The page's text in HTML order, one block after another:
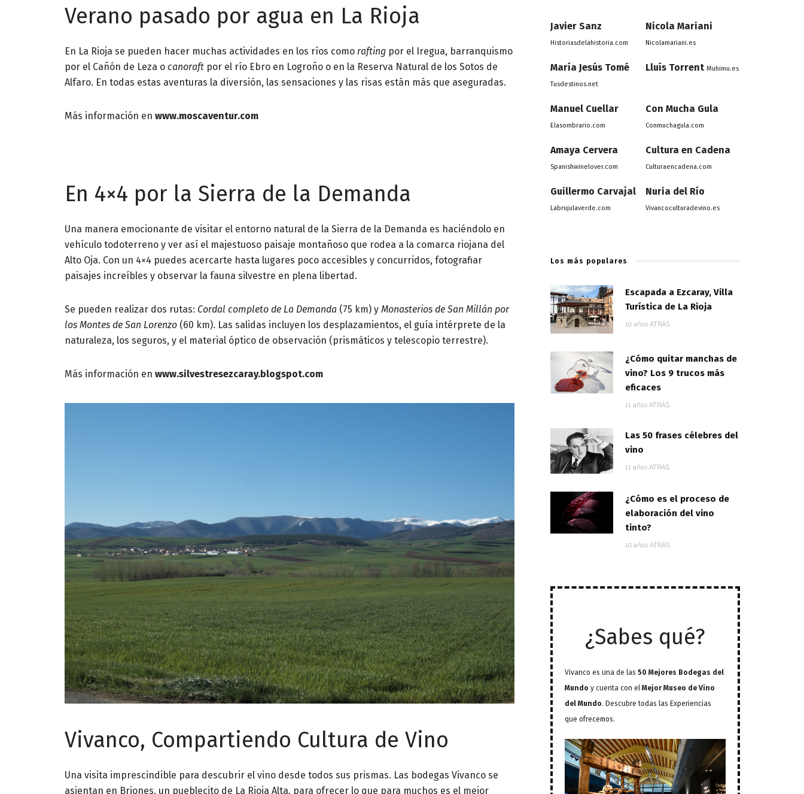
Verano pasado por agua en La Rioja
En La Rioja se pueden hacer muchas actividades en los ríos como rafting por el Iregua, barranquismo
por el Cañón de Leza o canoraft por el río Ebro en Logroño o en la Reserva Natural de los Sotos de
Alfaro. En todas estas aventuras la diversión, las sensaciones y las risas están más que aseguradas.
Más información en www.moscaventur.com
En 4×4 por la Sierra de la Demanda
Una manera emocionante de visitar el entorno natural de la Sierra de la Demanda es haciéndolo en
vehículo todoterreno y ver así el majestuoso paisaje montañoso que rodea a la comarca riojana del
Alto Oja. Con un 4×4 puedes acercarte hasta lugares poco accesibles y concurridos, fotografiar
paisajes increíbles y observar la fauna silvestre en plena libertad.
Se pueden realizar dos rutas: Cordal completo de La Demanda (75 km) y Monasterios de San Millán por
los Montes de San Lorenzo (60 km). Las salidas incluyen los desplazamientos, el guía intérprete de la
naturaleza, los seguros, y el material óptico de observación (prismáticos y telescopio terrestre).
Más información en www.silvestresezcaray.blogspot.com
Vivanco, Compartiendo Cultura de Vino
Una visita imprescindible para descubrir el vino desde todos sus prismas. Las bodegas Vivanco se
asientan en Briones, un pueblecito de La Rioja Alta, para ofrecer lo que para muchos es el mejor
Javier Sanz
Historiasdelahistoria.com
Nicola Mariani
Nicolamariani.es
María Jesús Tomé
Tusdestinos.net
Lluís Torrent Muhimu.es
Manuel Cuellar
Elasombrario.com
Con Mucha Gula
Conmuchagula.com
Amaya Cervera
Spanishwinelover.com
Cultura en Cadena
Culturaencadena.com
Guillermo Carvajal
Labrujulaverde.com
Nuria del Río
Vivancoculturadevino.es
Los más populares
Escapada a Ezcaray, Villa
Turística de La Rioja
10 años ATRÁS
¿Cómo quitar manchas de
vino? Los 9 trucos más
eficaces
11 años ATRÁS
Las 50 frases célebres del
vino
11 años ATRÁS
¿Cómo es el proceso de
elaboración del vino
tinto?
10 años ATRÁS
¿Sabes qué?
Vivanco es una de las50 Mejores Bodegas del
Mundo y cuenta con elMejor Museo de Vino
del Mundo. Descubre todas las Experiencias
que ofrecemos.